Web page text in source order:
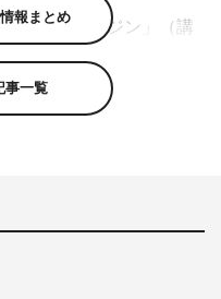
刊少年マガジン」（講
ブ（現在「BRAVE
連載中）、作画・恵広
る同名漫画。多彩なキ
去との決別」を賭けて
報まとめ
事一覧